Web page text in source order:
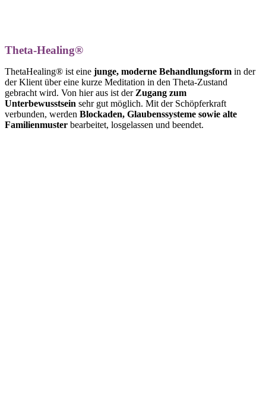
Theta-Healing®
ThetaHealing® ist eine junge, moderne Behandlungsform in der
der Klient über eine kurze Meditation in den Theta-Zustand
gebracht wird. Von hier aus ist der Zugang zum
Unterbewusstsein sehr gut möglich. Mit der Schöpferkraft
verbunden, werden Blockaden, Glaubenssysteme sowie alte
Familienmuster bearbeitet, losgelassen und beendet.